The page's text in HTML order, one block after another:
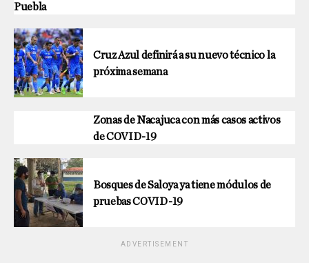
Puebla
Cruz Azul definirá a su nuevo técnico la
próxima semana
Zonas de Nacajuca con más casos activos
de COVID-19
Bosques de Saloya ya tiene módulos de
pruebas COVID-19
ADVERTISEMENT